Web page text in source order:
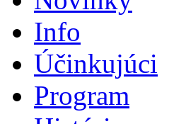
Info
Účinkujúci
Program